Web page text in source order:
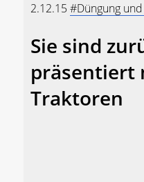
2.12.15#Düngung
Sie sind
präsentiert
Traktoren